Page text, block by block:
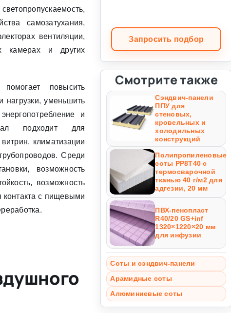
самозатухания,
вентиляции,
камерах и других
повысить
нагрузки, уменьшить
и
подходит для
климатизации
Среди
возможность
возможность
контакта с пищевыми
Запросить подбор
Смотрите также
Сэндвич-панели
ППУ для
стеновых,
кровельных и
холодильных
конструкций
Полипропиленовые
соты PP8T40 с
термосварочной
тканью 40 г/м2 для
адгезии, 20 мм
ПВХ-пенопласт
R40/20 GS+inf
1320×1220×20 мм
для инфузии
Соты и сэндвич-панели
Арамидные соты
Алюминиевые соты